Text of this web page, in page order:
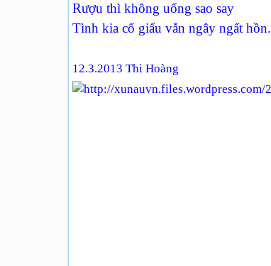
Rượu thì không uống sao say
Tình kia cố giấu vẫn ngây ngất hồn.
12.3.2013 Thi Hoàng